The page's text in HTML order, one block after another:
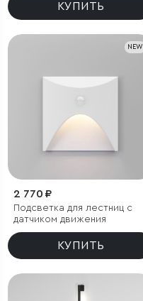
КУПИТЬ
NEW
2 770 ₽
Подсветка для лестниц с
датчиком движения
КУПИТЬ